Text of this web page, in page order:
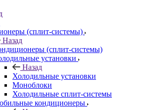
(сплит-системы)
Назад
(сплит-системы)
установки
Назад
Холодильные установки
Моноблоки
Холодильные сплит-системы
кондиционеры